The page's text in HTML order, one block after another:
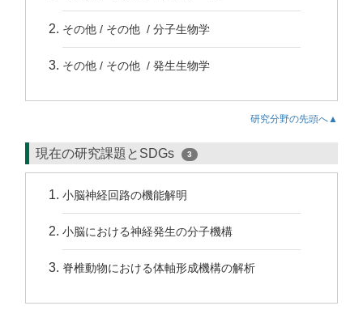
その他 / その他 / 分子生物学
その他 / その他 / 発生生物学
研究分野の先頭へ▲
現在の研究課題とSDGs 3
小脳神経回路の機能解明
小脳における神経発生の分子機構
脊椎動物における体軸形成機構の解析